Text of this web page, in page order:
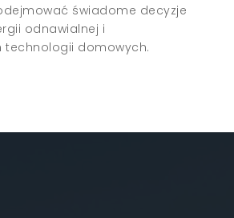
świadome decyzje
odnawialnej i
technologii domowych.